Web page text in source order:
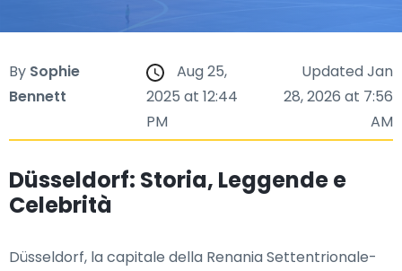
By Sophie
Bennett
Aug 25,
2025 at 12:44
PM
Updated Jan
28, 2026 at 7:56
AM
Düsseldorf: Storia, Leggende e
Celebrità
Düsseldorf, la capitale della Renania Settentrionale-